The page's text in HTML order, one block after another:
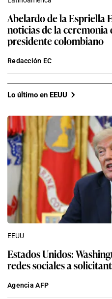
Abelardo de la Espriella
noticias de la
presidente colombiano
Redacción EC
Lo último en EEUU
EEUU
Estados Unidos:
redes sociales a
Agencia AFP